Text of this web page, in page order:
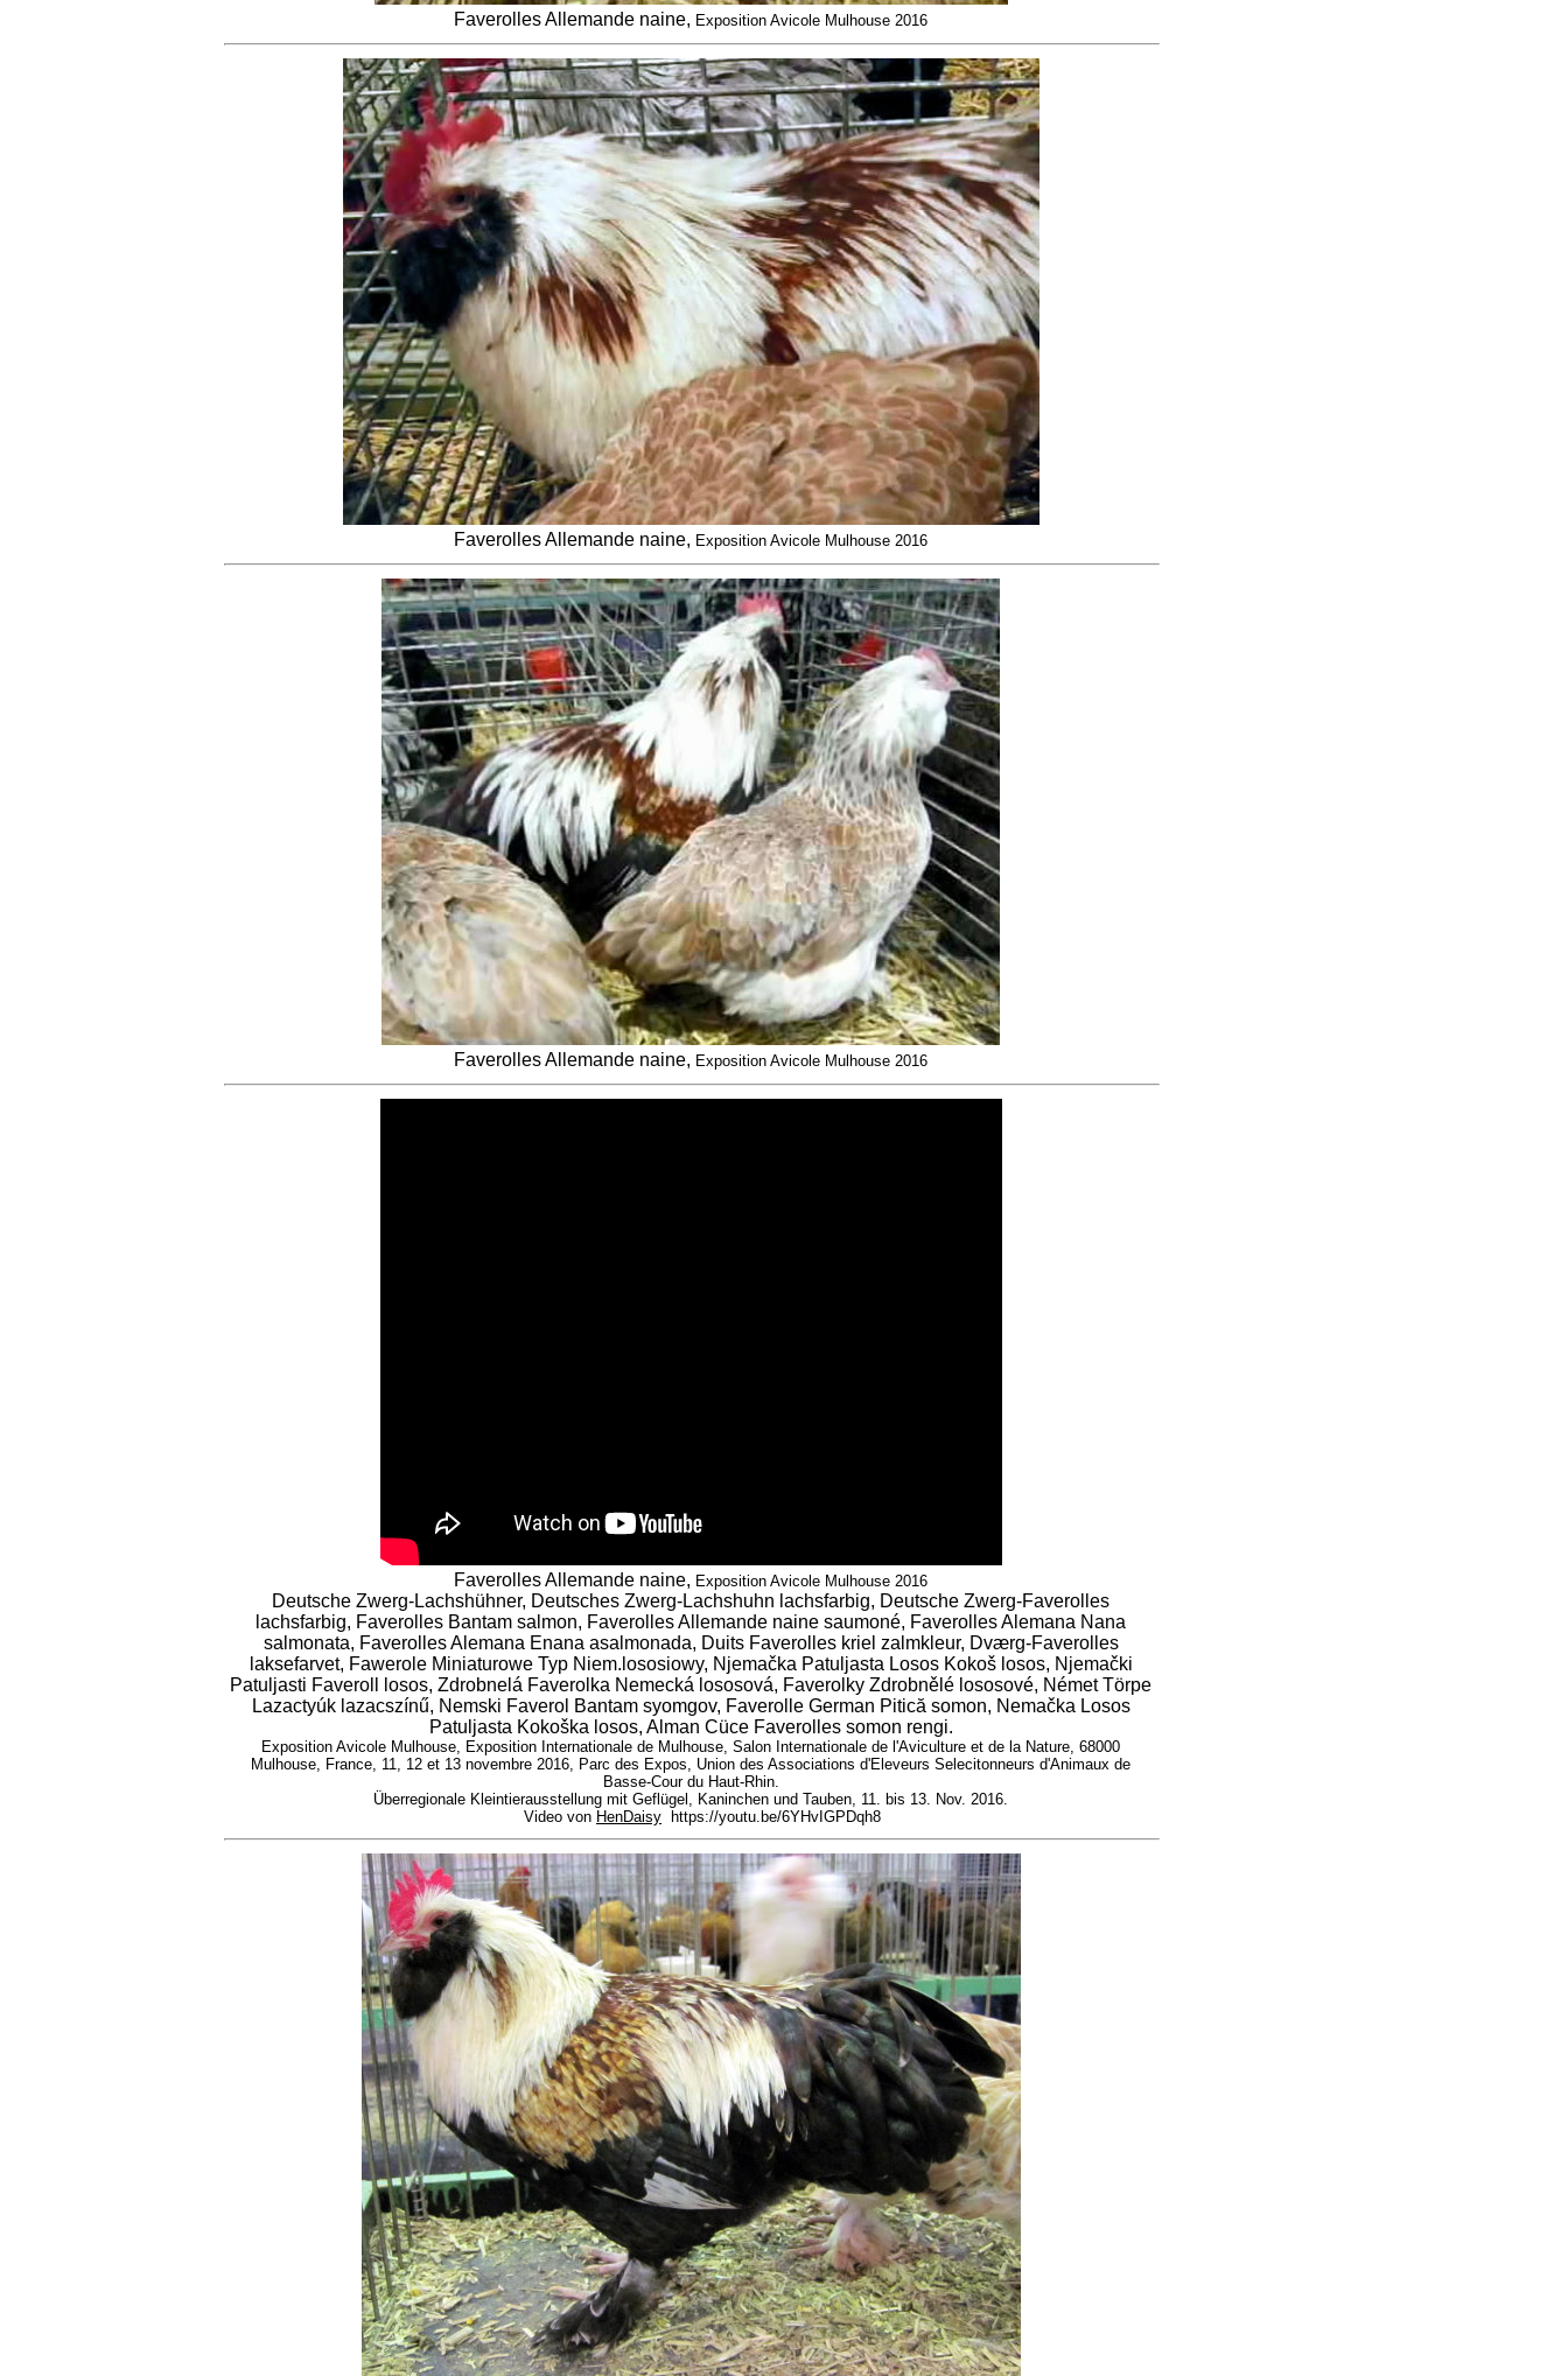
Faverolles Allemande naine, Exposition Avicole Mulhouse 2016
Faverolles Allemande naine, Exposition Avicole Mulhouse 2016
Faverolles Allemande naine, Exposition Avicole Mulhouse 2016
Faverolles Allemande naine, Exposition Avicole Mulhouse 2016
Deutsche Zwerg-Lachshühner, Deutsches Zwerg-Lachshuhn lachsfarbig, Deutsche Zwerg-Faverolles
lachsfarbig, Faverolles Bantam salmon, Faverolles Allemande naine saumoné, Faverolles Alemana Nana
salmonata, Faverolles Alemana Enana asalmonada, Duits Faverolles kriel zalmkleur, Dværg-Faverolles
laksefarvet, Fawerole Miniaturowe Typ Niem.lososiowy, Njemačka Patuljasta Losos Kokoš losos, Njemački
Patuljasti Faveroll losos, Zdrobnelá Faverolka Nemecká lososová, Faverolky Zdrobnělé lososové, Német Törpe
Lazactyúk lazacszínű, Nemski Faverol Bantam syomgov, Faverolle German Pitică somon, Nemačka Losos
Patuljasta Kokoška losos, Alman Cüce Faverolles somon rengi.
Exposition Avicole Mulhouse, Exposition Internationale de Mulhouse, Salon Internationale de l'Aviculture et de la Nature, 68000
Mulhouse, France, 11, 12 et 13 novembre 2016, Parc des Expos, Union des Associations d'Eleveurs Selecitonneurs d'Animaux de
Basse-Cour du Haut-Rhin.
Überregionale Kleintierausstellung mit Geflügel, Kaninchen und Tauben, 11. bis 13. Nov. 2016.
Video von HenDaisy https://youtu.be/6YHvIGPDqh8